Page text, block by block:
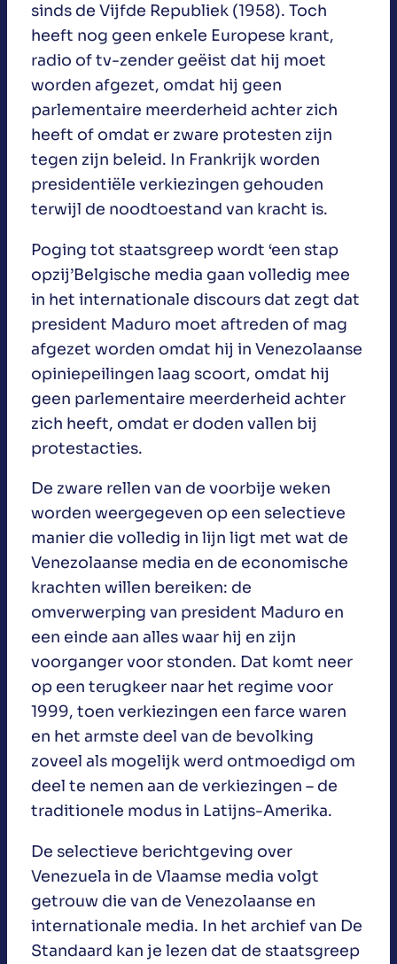
sinds de Vijfde Republiek (1958). Toch
heeft nog geen enkele Europese krant,
radio of tv-zender geëist dat hij moet
worden afgezet, omdat hij geen
parlementaire meerderheid achter zich
heeft of omdat er zware protesten zijn
tegen zijn beleid. In Frankrijk worden
presidentiële verkiezingen gehouden
terwijl de noodtoestand van kracht is.
Poging tot staatsgreep wordt ‘een stap
opzij’Belgische media gaan volledig mee
in het internationale discours dat zegt dat
president Maduro moet aftreden of mag
afgezet worden omdat hij in Venezolaanse
opiniepeilingen laag scoort, omdat hij
geen parlementaire meerderheid achter
zich heeft, omdat er doden vallen bij
protestacties.
De zware rellen van de voorbije weken
worden weergegeven op een selectieve
manier die volledig in lijn ligt met wat de
Venezolaanse media en de economische
krachten willen bereiken: de
omverwerping van president Maduro en
een einde aan alles waar hij en zijn
voorganger voor stonden. Dat komt neer
op een terugkeer naar het regime voor
1999, toen verkiezingen een farce waren
en het armste deel van de bevolking
zoveel als mogelijk werd ontmoedigd om
deel te nemen aan de verkiezingen – de
traditionele modus in Latijns-Amerika.
De selectieve berichtgeving over
Venezuela in de Vlaamse media volgt
getrouw die van de Venezolaanse en
internationale media. In het archief van De
Standaard kan je lezen dat de staatsgreep